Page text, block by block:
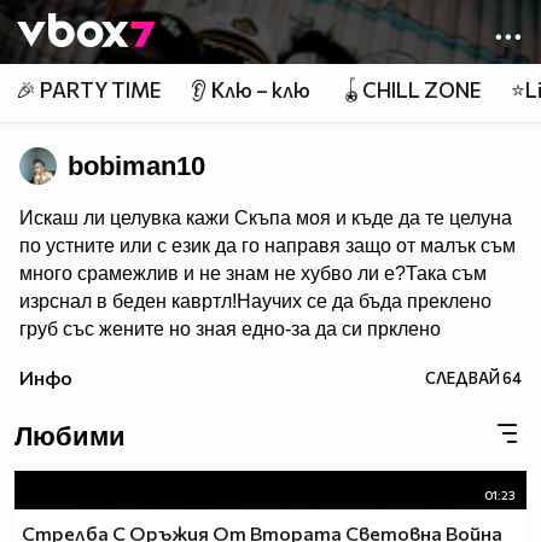
Member of
👾
🎉 PARTY TIME 👂 Клю – клю 🪀CHILL ZONE
bobiman10
Искаш ли целувка кажи Скъпа моя и къде да те целуна
по устните или с език да го направя защо от малък съм
много срaмeжлив и не знам не хубво ли e?Така съм
изрснал в беден кавртл!Научих се да бъда преклено
груб със жените но зная едно-за да си прклено
Боби_Табелката по прякор bobiman10 ;)
Инфо СЛЕДВАЙ64
Любими
01:23
Стрелба С Оръжия От Втората Световна Война